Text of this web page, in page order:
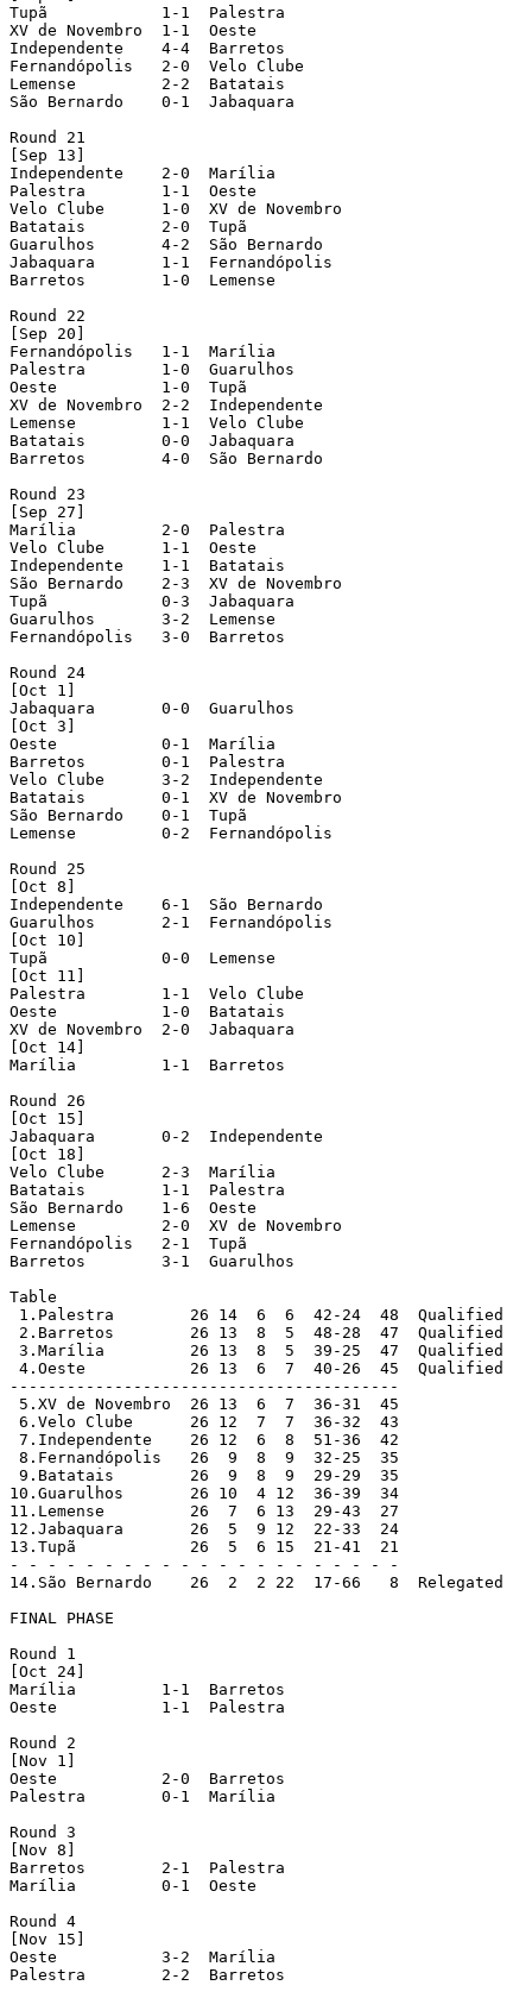
Tupã            1-1  Palestra
XV de Novembro  1-1  Oeste
Independente    4-4  Barretos
Fernandópolis   2-0  Velo Clube
Lemense         2-2  Batatais
São Bernardo    0-1  Jabaquara
Round 21
[Sep 13]
Independente    2-0  Marília
Palestra        1-1  Oeste
Velo Clube      1-0  XV de Novembro
Batatais        2-0  Tupã
Guarulhos       4-2  São Bernardo
Jabaquara       1-1  Fernandópolis
Barretos        1-0  Lemense
Round 22
[Sep 20]
Fernandópolis   1-1  Marília
Palestra        1-0  Guarulhos
Oeste           1-0  Tupã
XV de Novembro  2-2  Independente
Lemense         1-1  Velo Clube
Batatais        0-0  Jabaquara
Barretos        4-0  São Bernardo
Round 23
[Sep 27]
Marília         2-0  Palestra
Velo Clube      1-1  Oeste
Independente    1-1  Batatais
São Bernardo    2-3  XV de Novembro
Tupã            0-3  Jabaquara
Guarulhos       3-2  Lemense
Fernandópolis   3-0  Barretos
Round 24
[Oct 1]
Jabaquara       0-0  Guarulhos
[Oct 3]
Oeste           0-1  Marília
Barretos        0-1  Palestra
Velo Clube      3-2  Independente
Batatais        0-1  XV de Novembro
São Bernardo    0-1  Tupã
Lemense         0-2  Fernandópolis
Round 25
[Oct 8]
Independente    6-1  São Bernardo
Guarulhos       2-1  Fernandópolis
[Oct 10]
Tupã            0-0  Lemense
[Oct 11]
Palestra        1-1  Velo Clube
Oeste           1-0  Batatais
XV de Novembro  2-0  Jabaquara
[Oct 14]
Marília         1-1  Barretos
Round 26
[Oct 15]
Jabaquara       0-2  Independente
[Oct 18]
Velo Clube      2-3  Marília
Batatais        1-1  Palestra
São Bernardo    1-6  Oeste
Lemense         2-0  XV de Novembro
Fernandópolis   2-1  Tupã
Barretos        3-1  Guarulhos
Table
1.Palestra        26 14  6  6  42-24  48  Qualified
2.Barretos        26 13  8  5  48-28  47  Qualified
3.Marília         26 13  8  5  39-25  47  Qualified
4.Oeste           26 13  6  7  40-26  45  Qualified
-----------------------------------------
5.XV de Novembro  26 13  6  7  36-31  45
6.Velo Clube      26 12  7  7  36-32  43
7.Independente    26 12  6  8  51-36  42
8.Fernandópolis   26  9  8  9  32-25  35
9.Batatais        26  9  8  9  29-29  35
10.Guarulhos       26 10  4 12  36-39  34
11.Lemense         26  7  6 13  29-43  27
12.Jabaquara       26  5  9 12  22-33  24
13.Tupã            26  5  6 15  21-41  21
- - - - - - - - - - - - - - - - - - - - -
14.São Bernardo    26  2  2 22  17-66   8  Relegated
FINAL PHASE
Round 1
[Oct 24]
Marília         1-1  Barretos
Oeste           1-1  Palestra
Round 2
[Nov 1]
Oeste           2-0  Barretos
Palestra        0-1  Marília
Round 3
[Nov 8]
Barretos        2-1  Palestra
Marília         0-1  Oeste
Round 4
[Nov 15]
Oeste           3-2  Marília
Palestra        2-2  Barretos